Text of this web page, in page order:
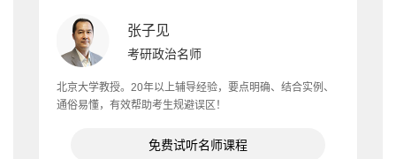
张子见
考研政治名师
北京大学教授。20年以上辅导经验，要点明确、结合实例、
通俗易懂，有效帮助考生规避误区！
免费试听名师课程